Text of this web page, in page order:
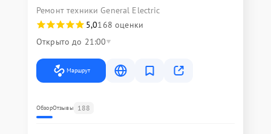
Ремонт техники General Electric
5,0168 оценки
Открыто до 21:00
Маршрут
ОбзорОтзывы 188